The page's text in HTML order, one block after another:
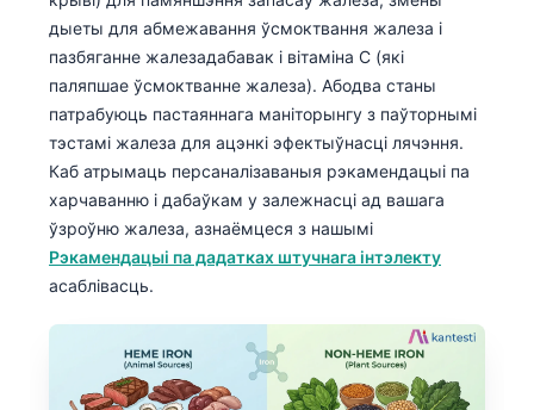
дыеты для абмежавання ўсмоктвання жалеза і
пазбяганне жалезадабавак і вітаміна С (які
паляпшае ўсмоктванне жалеза). Абодва станы
патрабуюць пастаяннага маніторынгу з паўторнымі
тэстамі жалеза для ацэнкі эфектыўнасці лячэння.
Каб атрымаць персаналізаваныя рэкамендацыі па
харчаванню і дабаўкам у залежнасці ад вашага
ўзроўню жалеза, азнаёмцеся з нашымі
Рэкамендацыі па дадатках штучнага інтэлекту
асаблівасць.
Eesti
ქართული
Русский
Lietuvių kalba
Polski
한국어
Slovenščina
Magyar